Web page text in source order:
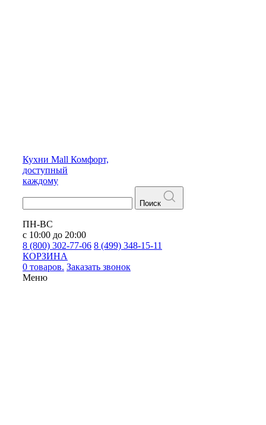
Кухни Mall Комфорт,
доступный
каждому
Поиск
ПН-ВС
с 10:00 до 20:00
8 (800) 302-77-06 8 (499) 348-15-11
КОРЗИНА
0 товаров. Заказать звонок
Меню